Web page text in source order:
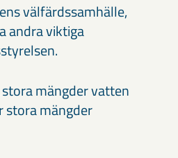
välfärdssamhälle,
andra viktiga
mängder vatten
stora mängder